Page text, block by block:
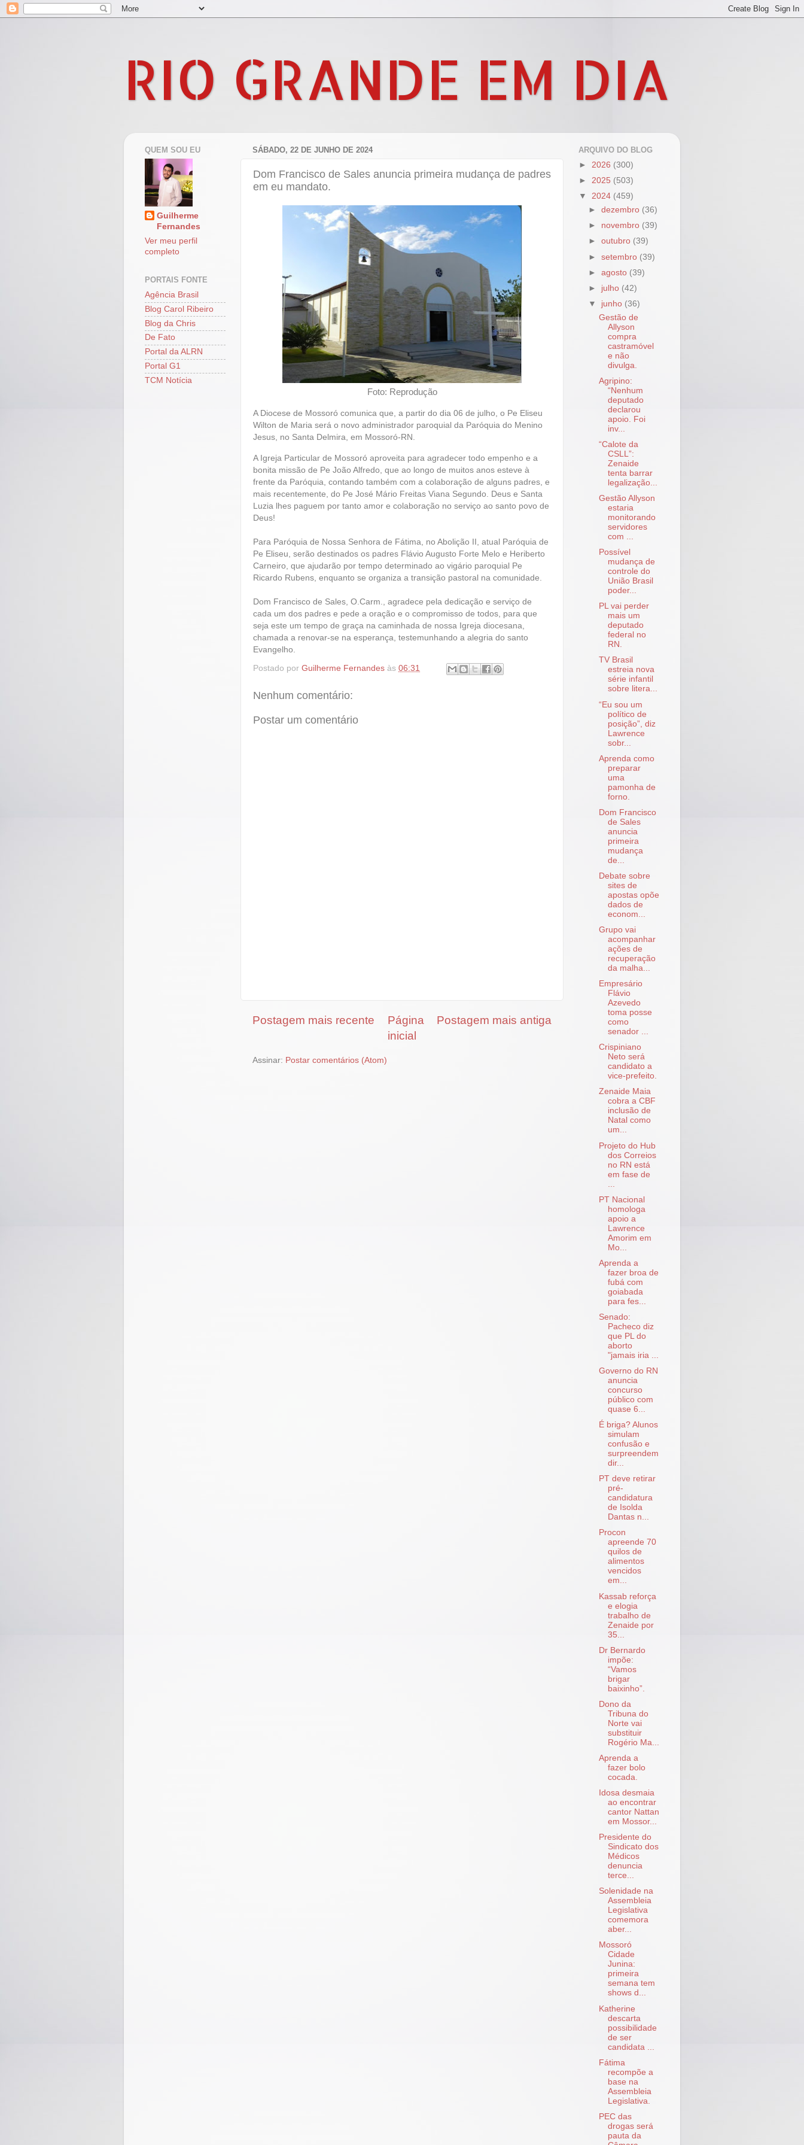
RIO GRANDE EM DIA
SÁBADO, 22 DE JUNHO DE 2024
Dom Francisco de Sales anuncia primeira mudança de padres
em eu mandato.
Foto: Reprodução
A Diocese de Mossoró comunica que, a partir do dia 06 de julho, o Pe Eliseu
Wilton de Maria será o novo administrador paroquial da Paróquia do Menino
Jesus, no Santa Delmira, em Mossoró-RN.
A Igreja Particular de Mossoró aproveita para agradecer todo empenho e a
bonita missão de Pe João Alfredo, que ao longo de muitos anos esteve à
frente da Paróquia, contando também com a colaboração de alguns padres, e
mais recentemente, do Pe José Mário Freitas Viana Segundo. Deus e Santa
Luzia lhes paguem por tanto amor e colaboração no serviço ao santo povo de
Deus!
Para Paróquia de Nossa Senhora de Fátima, no Abolição II, atual Paróquia de
Pe Eliseu, serão destinados os padres Flávio Augusto Forte Melo e Heriberto
Carneiro, que ajudarão por tempo determinado ao vigário paroquial Pe
Ricardo Rubens, enquanto se organiza a transição pastoral na comunidade.
Dom Francisco de Sales, O.Carm., agradece pela dedicação e serviço de
cada um dos padres e pede a oração e o compromisso de todos, para que
seja este um tempo de graça na caminhada de nossa Igreja diocesana,
chamada a renovar-se na esperança, testemunhando a alegria do santo
Evangelho.
Postado por Guilherme Fernandes às 06:31
Nenhum comentário:
Postar um comentário
Postagem mais recente Postagem mais antiga
Página
inicial
Assinar: Postar comentários (Atom)
QUEM SOU EU
Guilherme
Fernandes
Ver meu perfil
completo
PORTAIS FONTE
Agência Brasil
Blog Carol Ribeiro
Blog da Chris
De Fato
Portal da ALRN
Portal G1
TCM Notícia
ARQUIVO DO BLOG
► 2026 (300)
► 2025 (503)
▼ 2024 (459)
►dezembro (36)
► novembro (39)
►outubro (39)
►setembro (39)
►agosto (39)
► julho (42)
▼ junho (36)
Gestão de
Allyson
compra
castramóvel
e não
divulga.
Agripino:
“Nenhum
deputado
declarou
apoio. Foi
inv...
“Calote da
CSLL”:
Zenaide
tenta barrar
legalização...
Gestão Allyson
estaria
monitorando
servidores
com ...
Possível
mudança de
controle do
União Brasil
poder...
PL vai perder
mais um
deputado
federal no
RN.
TV Brasil
estreia nova
série infantil
sobre litera...
“Eu sou um
político de
posição”, diz
Lawrence
sobr...
Aprenda como
preparar
uma
pamonha de
forno.
Dom Francisco
de Sales
anuncia
primeira
mudança
de...
Debate sobre
sites de
apostas opõe
dados de
econom...
Grupo vai
acompanhar
ações de
recuperação
da malha...
Empresário
Flávio
Azevedo
toma posse
como
senador ...
Crispiniano
Neto será
candidato a
vice-prefeito.
Zenaide Maia
cobra a CBF
inclusão de
Natal como
um...
Projeto do Hub
dos Correios
no RN está
em fase de
PT Nacional
homologa
apoio a
Lawrence
Amorim em
Mo...
Aprenda a
fazer broa de
fubá com
goiabada
para fes...
Senado:
Pacheco diz
que PL do
aborto
"jamais iria ...
Governo do RN
anuncia
concurso
público com
quase 6...
É briga? Alunos
simulam
confusão e
surpreendem
dir...
PT deve retirar
pré-
candidatura
de Isolda
Dantas n...
Procon
apreende 70
quilos de
alimentos
vencidos
em...
Kassab reforça
e elogia
trabalho de
Zenaide por
35...
Dr Bernardo
impõe:
“Vamos
brigar
baixinho”.
Dono da
Tribuna do
Norte vai
substituir
Rogério Ma...
Aprenda a
fazer bolo
cocada.
Idosa desmaia
ao encontrar
cantor Nattan
em Mossor...
Presidente do
Sindicato dos
Médicos
denuncia
terce...
Solenidade na
Assembleia
Legislativa
comemora
aber...
Mossoró
Cidade
Junina:
primeira
semana tem
shows d...
Katherine
descarta
possibilidade
de ser
candidata ...
Fátima
recompõe a
base na
Assembleia
Legislativa.
PEC das
drogas será
pauta da